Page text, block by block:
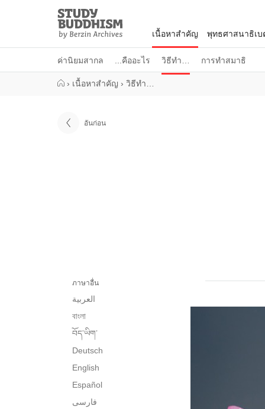
Study
Buddhism
Home
เนื้อหาสำคัญ
ค่านิยมสากล ...คืออะไร วิธีทำ… การทำสมาธิ
พุทธศาสนาธิเบ
› เนื้อหาสำคัญ › วิธีทำ…
อันก่อน
ภาษาอื่น
العربية
বাংলা
བོད་ཡིག་
Deutsch
English
Español
فارسی